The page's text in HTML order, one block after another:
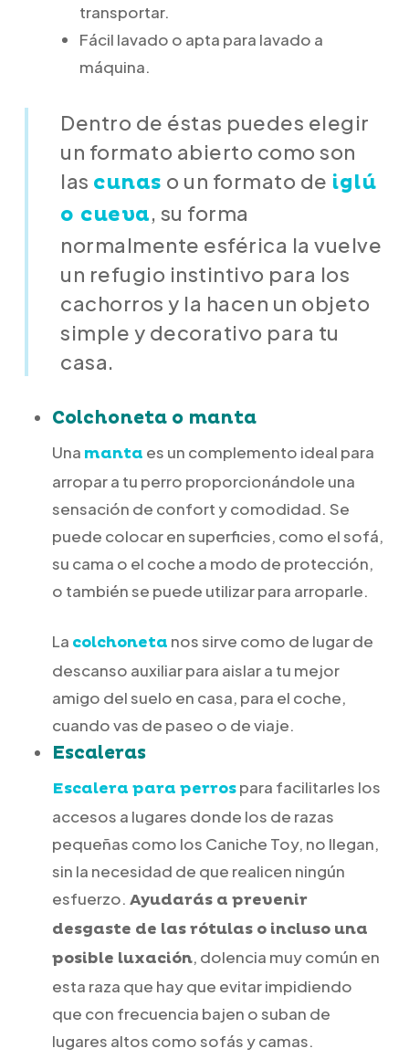
transportar.
Fácil lavado o apta para lavado a
máquina.
Dentro de éstas puedes elegir
un formato abierto como son
las cunas o un formato de iglú
o cueva, su forma
normalmente esférica la vuelve
un refugio instintivo para los
cachorros y la hacen un objeto
simple y decorativo para tu
casa.
Colchoneta o manta
Una manta es un complemento ideal para
arropar a tu perro proporcionándole una
sensación de confort y comodidad. Se
puede colocar en superficies, como el sofá,
su cama o el coche a modo de protección,
o también se puede utilizar para arroparle.
La colchoneta nos sirve como de lugar de
descanso auxiliar para aislar a tu mejor
amigo del suelo en casa, para el coche,
cuando vas de paseo o de viaje.
Escaleras
Escalera para perrospara facilitarles los
accesos a lugares donde los de razas
pequeñas como los Caniche Toy, no llegan,
sin la necesidad de que realicen ningún
esfuerzo. Ayudarás a prevenir
desgaste de las rótulas o incluso una
posible luxación, dolencia muy común en
esta raza que hay que evitar impidiendo
que con frecuencia bajen o suban de
lugares altos como sofás y camas.